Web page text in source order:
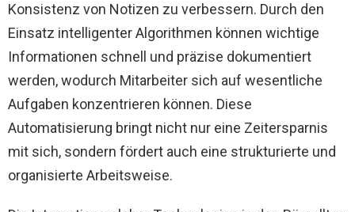
Konsistenz von Notizen zu verbessern. Durch den
Einsatz intelligenter Algorithmen können wichtige
Informationen schnell und präzise dokumentiert
werden, wodurch Mitarbeiter sich auf wesentliche
Aufgaben konzentrieren können. Diese
Automatisierung bringt nicht nur eine Zeitersparnis
mit sich, sondern fördert auch eine strukturierte und
organisierte Arbeitsweise.